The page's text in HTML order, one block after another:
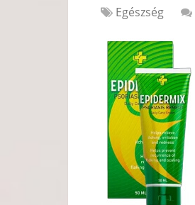
Egészség